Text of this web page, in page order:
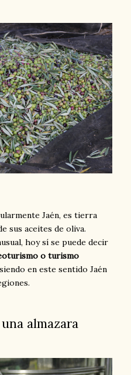
Jaén, es tierra
sus aceites de oliva.
hoy sí se puede decir
o turismo
siendo en este sentido Jaén
almazara